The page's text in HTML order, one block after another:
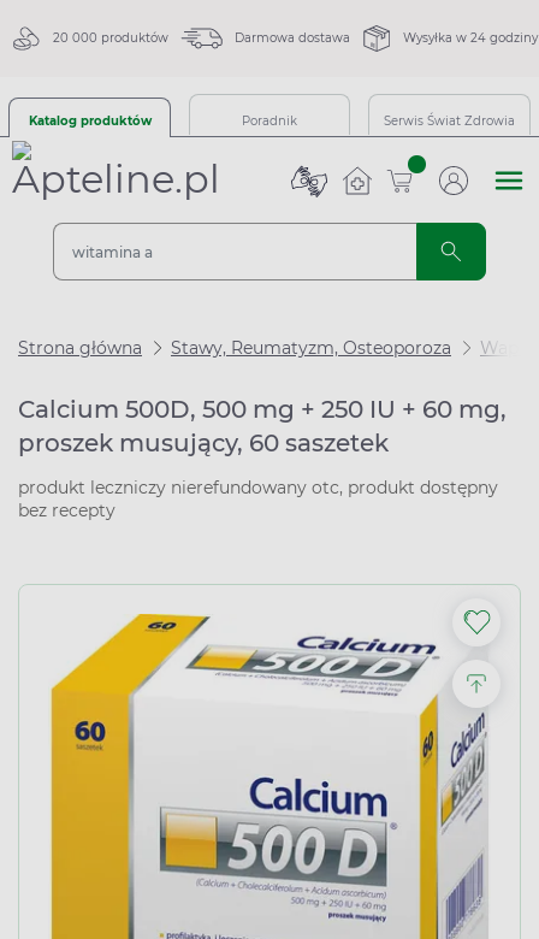
20 000 produktów Darmowa dostawa Wysyłka w 24 godziny
Katalog produktów Poradnik Serwis Świat Zdrowia
sztuk
Strona główna Stawy, Reumatyzm, Osteoporoza Wapń
Calcium 500D, 500 mg + 250 IU + 60 mg,
proszek musujący, 60 saszetek
produkt leczniczy nierefundowany otc, produkt dostępny
bez recepty